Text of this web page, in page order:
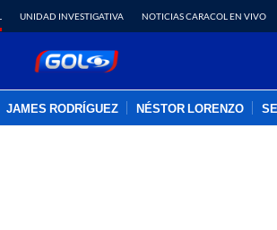
UNIDAD INVESTIGATIVA NOTICIAS CARACOL EN VIVO
JAMES RODRÍGUEZ NÉSTOR LORENZO